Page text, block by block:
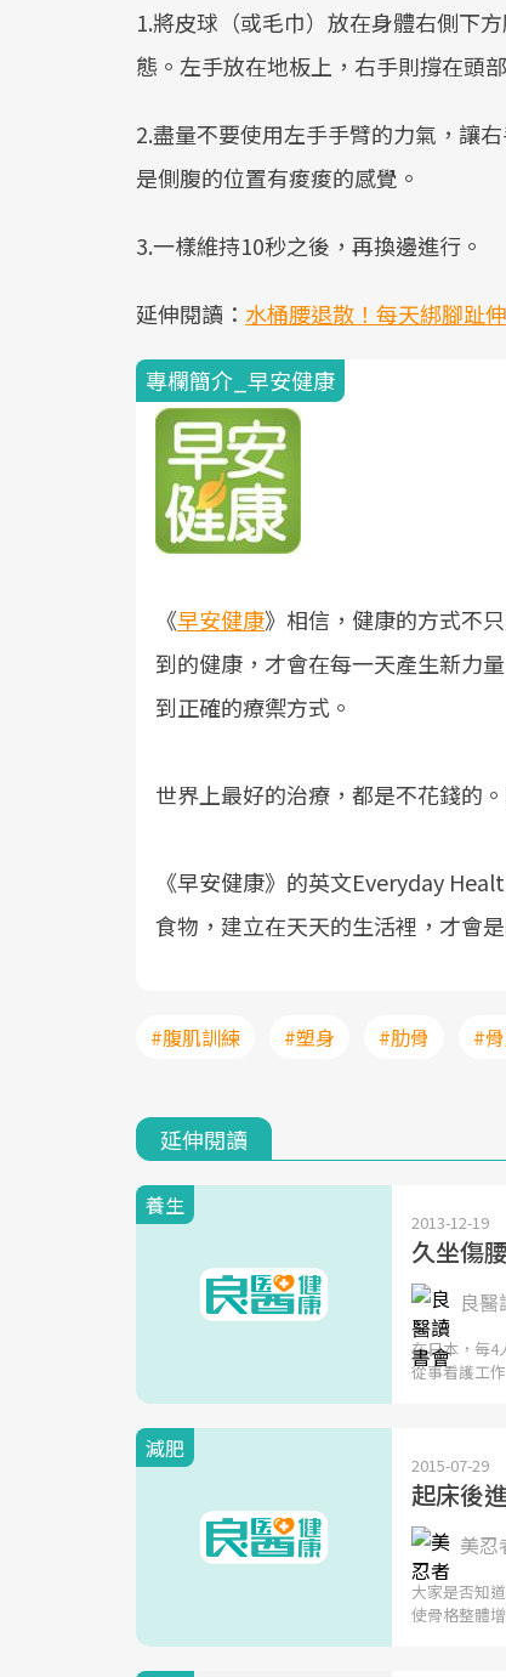
1.將皮球（或毛巾）放在身體右側下
態。左手放在地板上，右手則撐在頭
2.盡量不要使用左手手臂的力氣，讓
是側腹的位置有痠痠的感覺。
3.一樣維持10秒之後，再換邊進行。
延伸閱讀： 水桶腰退散！每天綁腳趾
專欄簡介_早安健康
《早安健康》相信，健康的方式不
到的健康，才會在每一天產生新力
到正確的療禦方式。
世界上最好的治療，都是不花錢的
《早安健康》的英文Everyday
食物，建立在天天的生活裡，才會
#腹肌訓練 #塑身 #肋骨 #
延伸閱讀
養生
2013-12-19
久坐傷
良醫
在日本，每4
從事看護工
減肥
2015-07-29
起床後
美忍
大家是否知
使骨格整體